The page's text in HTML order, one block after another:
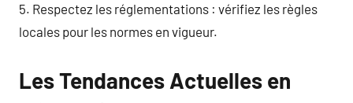
5. Respectez les réglementations : vérifiez les règles
locales pour les normes en vigueur.
Les Tendances Actuelles en